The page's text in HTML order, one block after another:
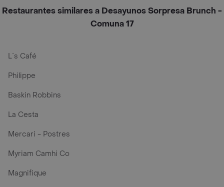
Restaurantes similares a Desayunos Sorpresa Brunch -
Comuna 17
L´s Café
Philippe
Baskin Robbins
La Cesta
Mercari - Postres
Myriam Camhi Co
Magnifique